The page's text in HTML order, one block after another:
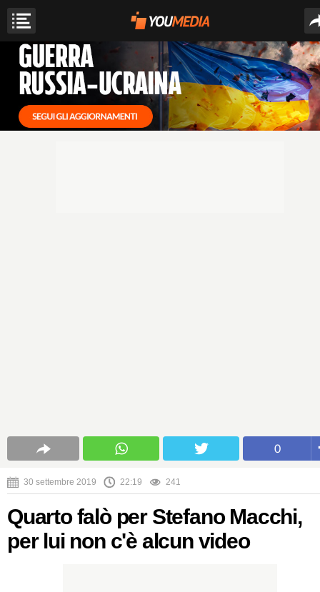
0
30 settembre 2019 22:19 241
Quarto falò per Stefano Macchi,
per lui non c'è alcun video